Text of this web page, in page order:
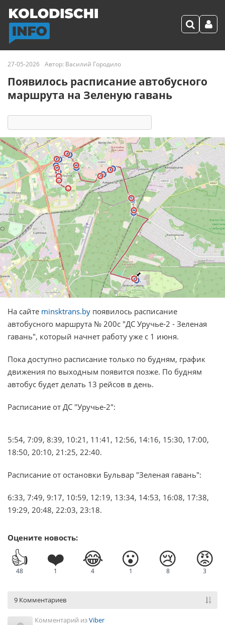
27-05-2026 Автор: Василий Городило
Появилось расписание автобусного
маршрута на Зеленую гавань
На сайте minsktrans.by появилось расписание
автобусного маршрута № 200с "ДС Уручье-2 - Зеленая
гавань", который начнет работу уже с 1 июня.
Пока доступно расписание только по будням, график
движения по выходным появится позже. По будням
автобус будет делать 13 рейсов в день.
Расписание от ДС "Уручье-2":
5:54, 7:09, 8:39, 10:21, 11:41, 12:56, 14:16, 15:30, 17:00,
18:50, 20:10, 21:25, 22:40.
Расписание от остановки Бульвар "Зеленая гавань":
6:33, 7:49, 9:17, 10:59, 12:19, 13:34, 14:53, 16:08, 17:38,
19:29, 20:48, 22:03, 23:18.
Оцените новость:
👍
48
❤️
1
😂
4
😮
1
😢
8
😡
3
9 Комментариев
Комментарий изViber